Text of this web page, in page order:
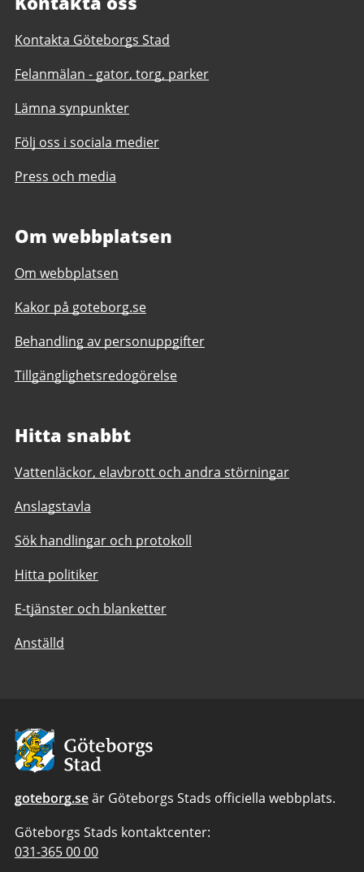
Kontakta Göteborgs Stad
Felanmälan - gator, torg, parker
Lämna synpunkter
Följ oss i sociala medier
Press och media
Om webbplatsen
Om webbplatsen
Kakor på goteborg.se
Behandling av personuppgifter
Tillgänglighetsredogörelse
Hitta snabbt
Vattenläckor, elavbrott och andra störningar
Anslagstavla
Sök handlingar och protokoll
Hitta politiker
E-tjänster och blanketter
Anställd
Avsändare:
Göteborgs
Stad
goteborg.seär Göteborgs Stads officiella webbplats.
Göteborgs Stads kontaktcenter:
Telefonnummer
031-365 00 00